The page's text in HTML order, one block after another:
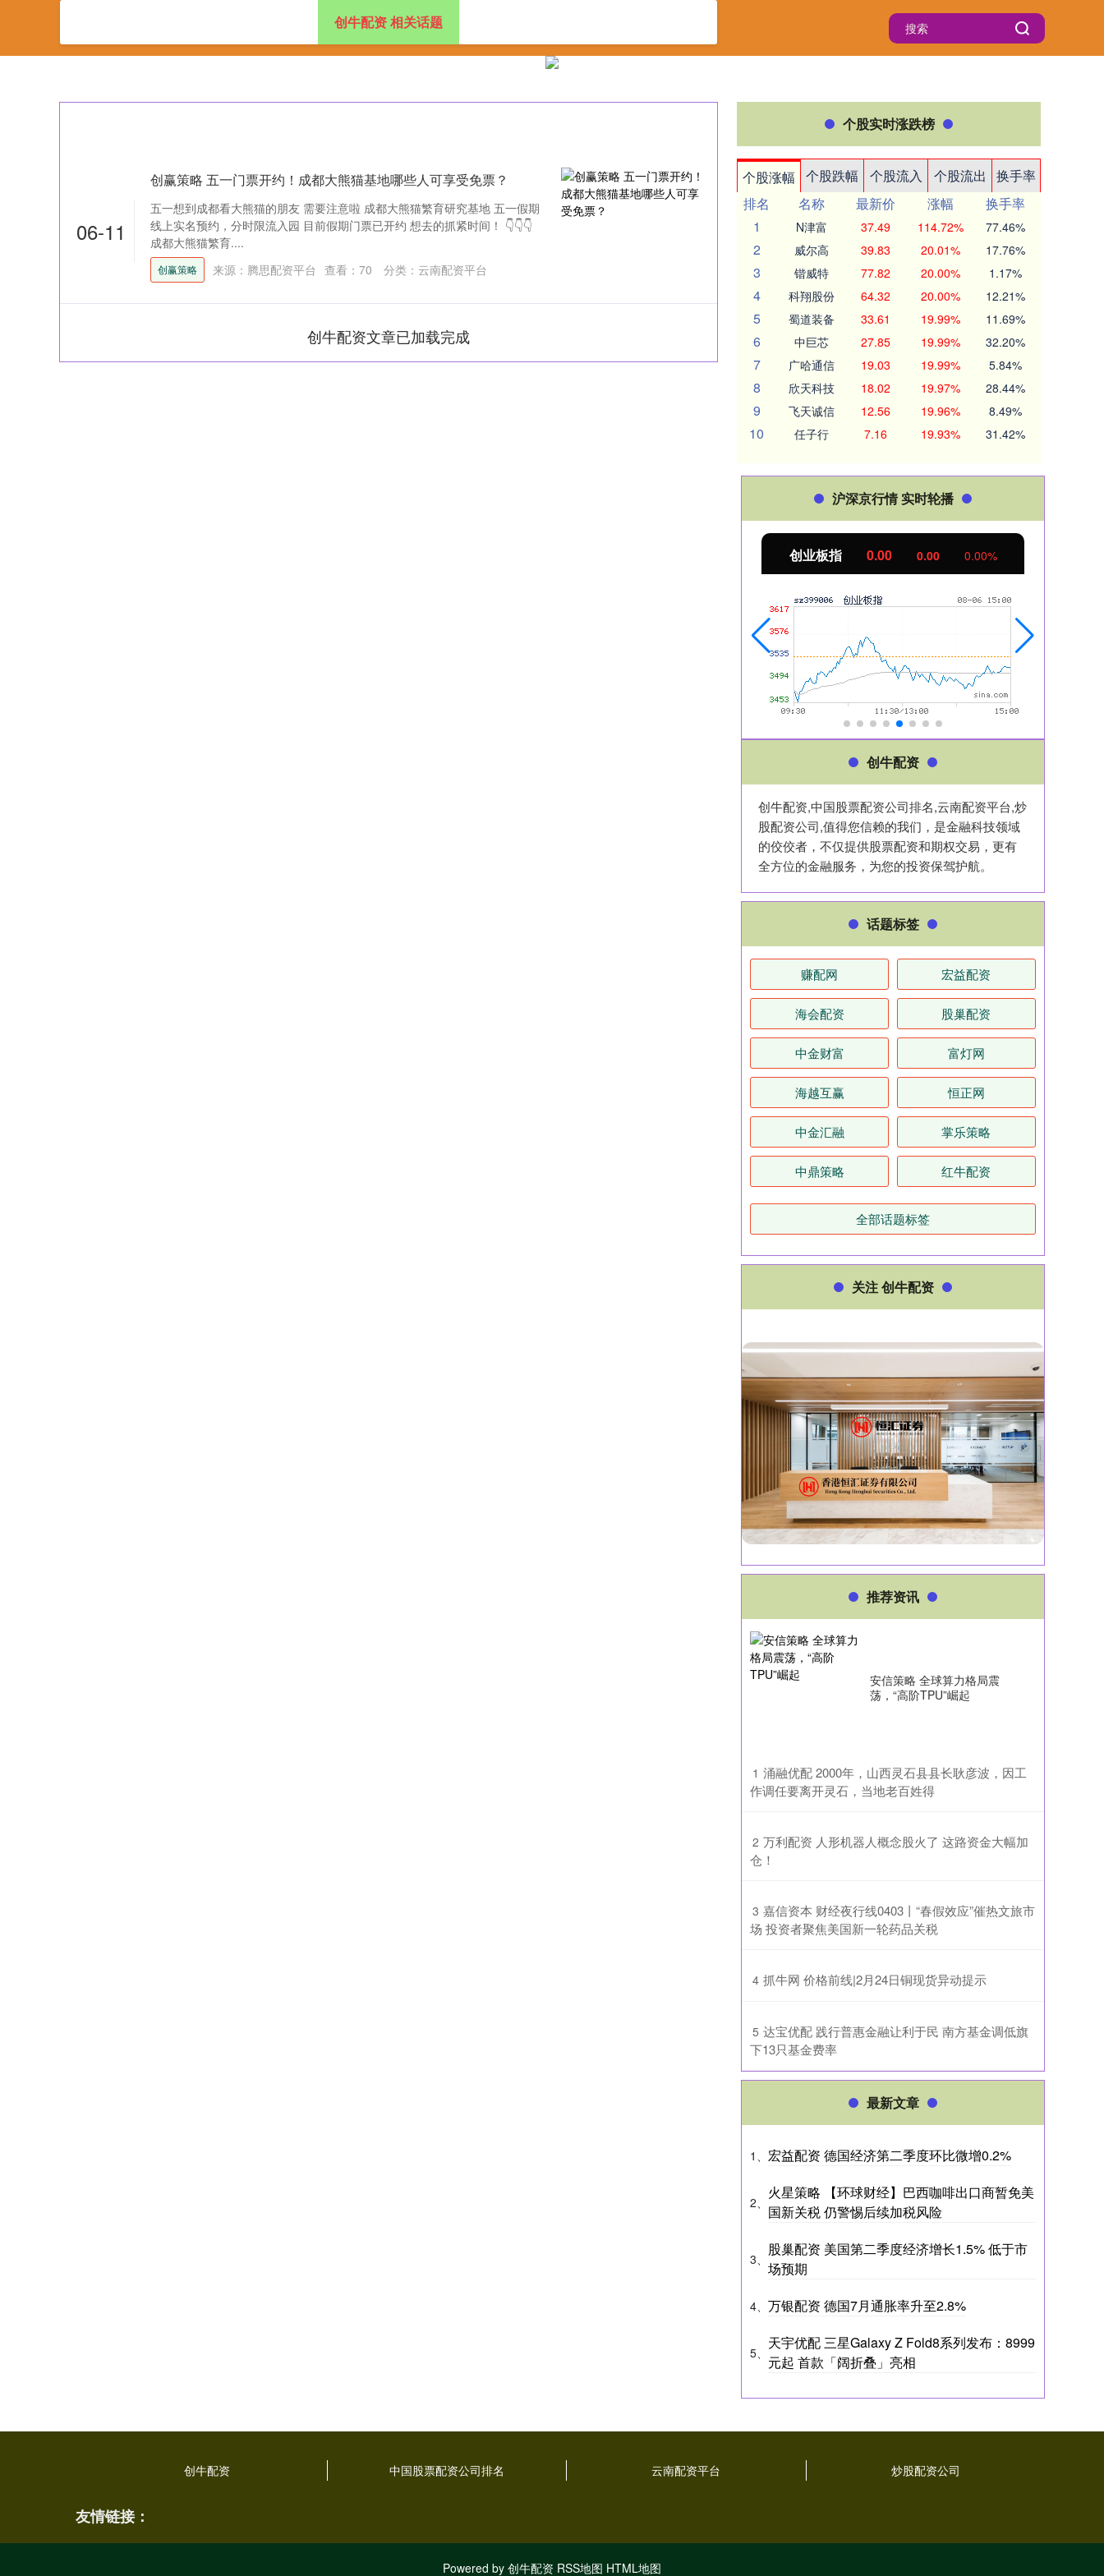
创牛配资 中国股票配资公司排名
创牛配资 相关话题
06-11
创赢策略 五一门票开约！成都大熊猫基地哪些人可享受免票？
五一想到成都看大熊猫的朋友 需要注意啦 成都大熊猫繁育研究基地 五一假期
线上实名预约，分时限流入园 目前假期门票已开约 想去的抓紧时间！ 👇👇👇
成都大熊猫繁育....
创赢策略 来源：腾思配资平台 查看： 70 分类： 云南配资平台
创牛配资文章已加载完成
个股实时涨跌榜
个股涨幅 个股跌幅 个股流入 个股流出
换手率
排名
名称 最新价 涨幅
换手率
1
N津富 37.49 114.72% 77.46%
2 威尔高 39.83 20.01% 17.76%
3 锴威特 77.82 20.00% 1.17%
4 科翔股份 64.32 20.00% 12.21%
5 蜀道装备 33.61 19.99% 11.69%
6 中巨芯 27.85 19.99% 32.20%
7 广哈通信 19.03 19.99% 5.84%
8 欣天科技 18.02 19.97% 28.44%
9 飞天诚信 12.56 19.96% 8.49%
10 任子行 7.16 19.93% 31.42%
沪深京行情 实时轮播
创业板指 0.00 0.00 0.00%
创牛配资
创牛配资,中国股票配资公司排名,云南配资平台,炒
股配资公司,值得您信赖的我们，是金融科技领域
的佼佼者，不仅提供股票配资和期权交易，更有
全方位的金融服务，为您的投资保驾护航。
话题标签
赚配网 宏益配资
海会配资 股巢配资
中金财富 富灯网
海越互赢 恒正网
中金汇融 掌乐策略
中鼎策略 红牛配资
全部话题标签
关注 创牛配资
推荐资讯
安信策略 全球算力格局震
荡，“高阶TPU”崛起
1 ​涌融优配 2000年，山西灵石县县长耿彦波，因工
作调任要离开灵石，当地老百姓得
2 ​万利配资 人形机器人概念股火了 这路资金大幅加
仓！
3 ​嘉信资本 财经夜行线0403丨“春假效应”催热文旅市
场 投资者聚焦美国新一轮药品关税
4 ​抓牛网 价格前线|2月24日铜现货异动提示
5 ​达宝优配 践行普惠金融让利于民 南方基金调低旗
下13只基金费率
最新文章
1、 宏益配资 德国经济第二季度环比微增0.2%
2、
火星策略 【环球财经】巴西咖啡出口商暂免美
国新关税 仍警惕后续加税风险
3、
股巢配资 美国第二季度经济增长1.5% 低于市
场预期
4、 万银配资 德国7月通胀率升至2.8%
5、
天宇优配 三星Galaxy Z Fold8系列发布：8999
元起 首款「阔折叠」亮相
创牛配资 中国股票配资公司排名 云南配资平台 炒股配资公司
友情链接：
Powered by 创牛配资 RSS地图 HTML地图